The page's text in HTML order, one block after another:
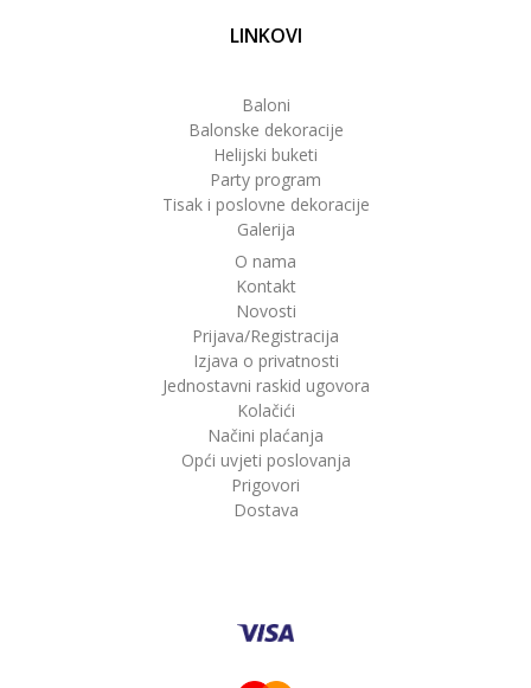
LINKOVI
Baloni
Balonske dekoracije
Helijski buketi
Party program
Tisak i poslovne dekoracije
Galerija
O nama
Kontakt
Novosti
Prijava/Registracija
Izjava o privatnosti
Jednostavni raskid ugovora
Kolačići
Načini plaćanja
Opći uvjeti poslovanja
Prigovori
Dostava